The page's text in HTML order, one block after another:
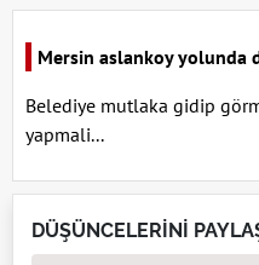
Mersin aslankoy yolunda
Belediye mutlaka gidip
yapmali...
DÜŞÜNCELERİNİ